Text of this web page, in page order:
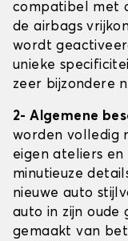
compatibel met
de airbags
wordt
unieke
zeer bijzondere
2- Algemene
worden volledig
eigen ateliers en
minutieuze
nieuwe auto
auto in zijn oude
gemaakt van